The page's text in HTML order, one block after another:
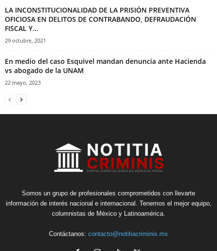
LA INCONSTITUCIONALIDAD DE LA PRISIÓN PREVENTIVA
OFICIOSA EN DELITOS DE CONTRABANDO, DEFRAUDACIÓN
FISCAL Y...
29 octubre, 2021
En medio del caso Esquivel mandan denuncia ante Hacienda
vs abogado de la UNAM
22 mayo, 2023
Somos un grupo de profesionales comprometidos con llevarte
información de interés nacional e internacional. Tenemos el mejor equipo,
columnistas de México y Latinoamérica.
Contáctanos: contacto@notitiacriminis.mx